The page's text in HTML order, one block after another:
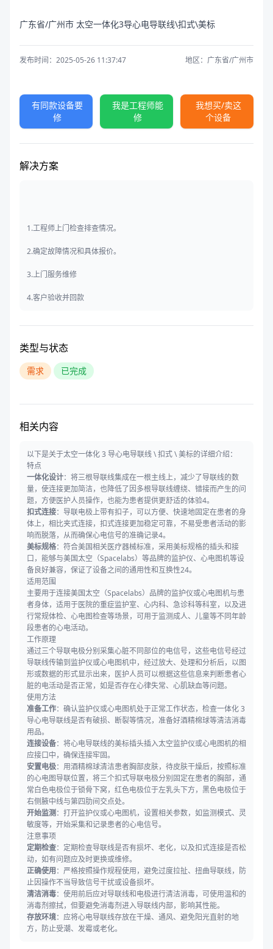
广东省/广州市 太空一体化3导心电导联线\扣式\美标
发布时间：2025-05-26 11:37:47 地区：广东省/广州市
有同款设备要
修
我是工程师能
修
我想买/卖这
个设备
解决方案
1.工程师上门检查排查情况。
2.确定故障情况和具体报价。
3.上门服务维修
4.客户验收并回款
类型与状态
需求 已完成
相关内容
以下是关于太空一体化 3 导心电导联线 \ 扣式 \ 美标的详细介绍：
特点
一体化设计：将三根导联线集成在一根主线上，减少了导联线的数
量，使连接更加简洁，也降低了因多根导联线缠绕、错接而产生的问
题，方便医护人员操作，也能为患者提供更舒适的体验4。
扣式连接：导联电极上带有扣子，可以方便、快速地固定在患者的身
体上，相比夹式连接，扣式连接更加稳定可靠，不易受患者活动的影
响而脱落，从而确保心电信号的准确记录4。
美标规格：符合美国相关医疗器械标准，采用美标规格的插头和接
口，能够与美国太空（Spacelabs）等品牌的监护仪、心电图机等设
备良好兼容，保证了设备之间的通用性和互换性24。
适用范围
主要用于连接美国太空（Spacelabs）品牌的监护仪或心电图机与患
者身体，适用于医院的重症监护室、心内科、急诊科等科室，以及进
行常规体检、心电图检查等场景，可用于监测成人、儿童等不同年龄
段患者的心电活动。
工作原理
通过三个导联电极分别采集心脏不同部位的电信号，这些电信号经过
导联线传输到监护仪或心电图机中，经过放大、处理和分析后，以图
形或数据的形式显示出来，医护人员可以根据这些信息来判断患者心
脏的电活动是否正常，如是否存在心律失常、心肌缺血等问题。
使用方法
准备工作：确认监护仪或心电图机处于正常工作状态，检查一体化 3
导心电导联线是否有破损、断裂等情况，准备好酒精棉球等清洁消毒
用品。
连接设备：将心电导联线的美标插头插入太空监护仪或心电图机的相
应接口中，确保连接牢固。
安置电极：用酒精棉球清洁患者胸部皮肤，待皮肤干燥后，按照标准
的心电图导联位置，将三个扣式导联电极分别固定在患者的胸部，通
常白色电极位于锁骨下窝，红色电极位于左乳头下方，黑色电极位于
右侧腋中线与第四肋间交点处。
开始监测 ：打开监护仪或心电图机，设置相关参数，如监测模式、灵
敏度等，开始采集和记录患者的心电信号。
注意事项
定期检查：定期检查导联线是否有损坏、老化，以及扣式连接是否松
动，如有问题应及时更换或维修。
正确使用：严格按照操作规程使用，避免过度拉扯、扭曲导联线，防
止因操作不当导致信号干扰或设备损坏。
清洁消毒：使用前后应对导联线和电极进行清洁消毒，可使用温和的
消毒剂擦拭，但要避免消毒剂进入导联线内部，影响其性能。
存放环境：应将心电导联线存放在干燥、通风、避免阳光直射的地
方，防止受潮、发霉或老化。